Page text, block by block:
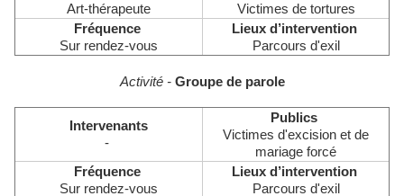
Art-thérapeute
Victimes de tortures
Fréquence
Sur rendez-vous
Lieux d’intervention
Parcours d'exil
Activité - Groupe de parole
Intervenants
-
Publics
Victimes d'excision et de
mariage forcé
Fréquence
Sur rendez-vous
Lieux d’intervention
Parcours d'exil